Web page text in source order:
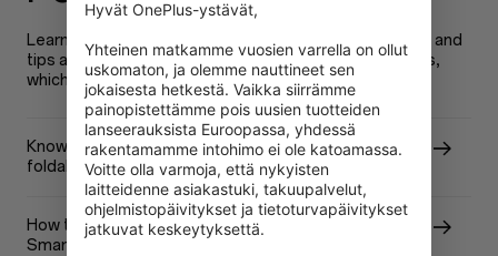
Learn more about OnePlus device new features, tricks and
tips and useful resolution to resolve your device issues,
which will help you use your device better.
Know more about OnePlus Open - the first-ever
foldable phone from OnePlus!
How to extend the battery life of OnePlus
Smartphone?
Hyvät OnePlus-ystävät,
Yhteinen matkamme vuosien varrella on ollut
uskomaton, ja olemme nauttineet sen
jokaisesta hetkestä. Vaikka siirrämme
painopistettämme pois uusien tuotteiden
lanseerauksista Euroopassa, yhdessä
rakentamamme intohimo ei ole katoamassa.
Voitte olla varmoja, että nykyisten
laitteidenne asiakastuki, takuupalvelut,
ohjelmistopäivitykset ja tietoturvapäivitykset
jatkuvat keskeytyksettä.